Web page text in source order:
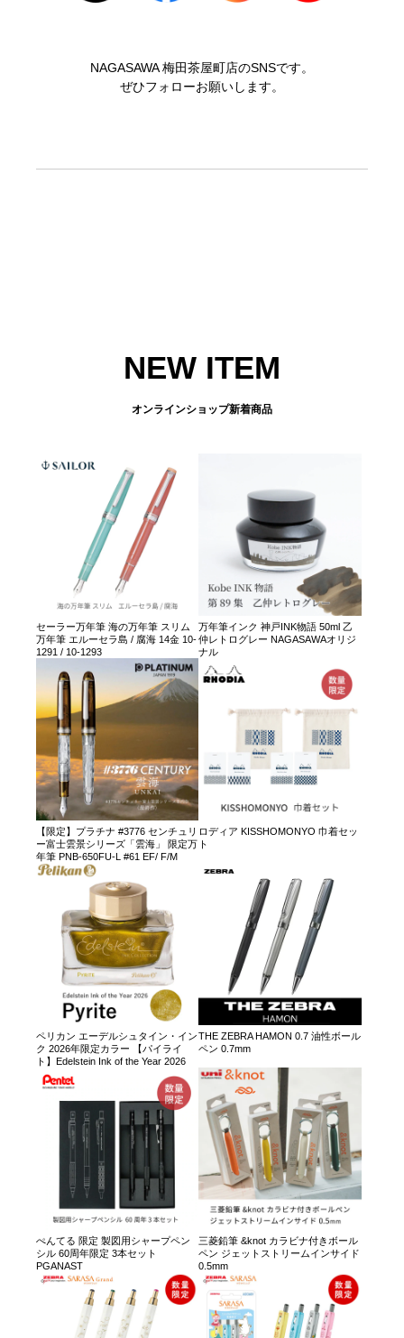
NAGASAWA 梅田茶屋町店のSNSです。
ぜひフォローお願いします。
NEW ITEM
オンラインショップ新着商品
セーラー万年筆 海の万年筆 スリム
万年筆 エルーセラ島 / 腐海 14金 10-
1291 / 10-1293
万年筆インク 神戸INK物語 50ml 乙
仲レトログレー NAGASAWAオリジ
ナル
【限定】プラチナ #3776 センチュリ
ー富士雲景シリーズ「雲海」 限定万
年筆 PNB-650FU-L #61 EF/ F/M
ロディア KISSHOMONYO 巾着セッ
ト
ペリカン エーデルシュタイン・イン
ク 2026年限定カラー 【パイライ
ト】Edelstein Ink of the Year 2026
THE ZEBRA HAMON 0.7 油性ボール
ペン 0.7mm
ぺんてる 限定 製図用シャープペン
シル 60周年限定 3本セット
PGANAST
三菱鉛筆 &knot カラビナ付きボール
ペン ジェットストリームインサイド
0.5mm